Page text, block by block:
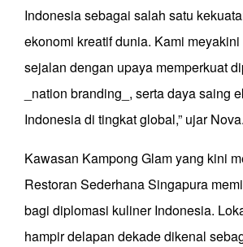
Indonesia sebagai salah satu
ekonomi kreatif dunia. Kami
sejalan dengan upaya memperkuat
_nation branding_, serta daya saing
Indonesia di tingkat global,” ujar Nova.
Kawasan Kampong Glam yang kini
Restoran Sederhana Singapura
bagi diplomasi kuliner Indonesia.
hampir delapan dekade dikenal